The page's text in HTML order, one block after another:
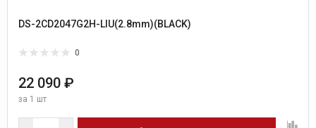
DS-2CD2047G2H-LIU(2.8mm)(BLACK)
0
22 090 ₽
за 1 шт